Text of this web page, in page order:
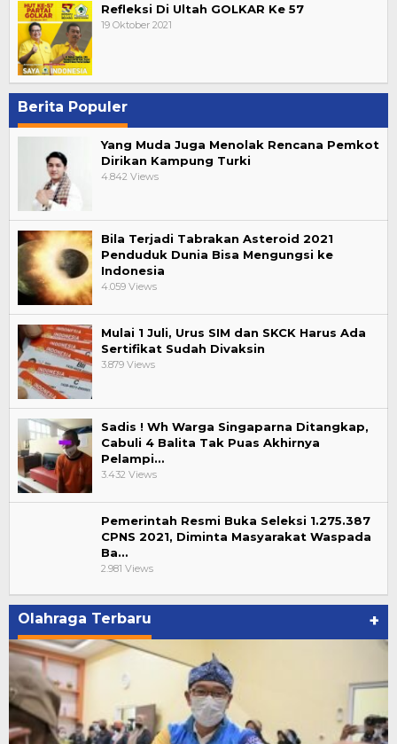
Refleksi Di Ultah GOLKAR Ke 57
19 Oktober 2021
Berita Populer
Yang Muda Juga Menolak Rencana Pemkot
Dirikan Kampung Turki
4.842 Views
Bila Terjadi Tabrakan Asteroid 2021
Penduduk Dunia Bisa Mengungsi ke
Indonesia
4.059 Views
Mulai 1 Juli, Urus SIM dan SKCK Harus Ada
Sertifikat Sudah Divaksin
3.879 Views
Sadis ! Wh Warga Singaparna Ditangkap,
Cabuli 4 Balita Tak Puas Akhirnya
Pelampi…
3.432 Views
Pemerintah Resmi Buka Seleksi 1.275.387
CPNS 2021, Diminta Masyarakat Waspada
Ba…
2.981 Views
Olahraga Terbaru +